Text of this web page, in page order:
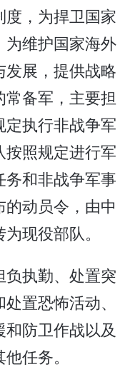
，为捍卫国家
为维护国家海外
展，提供战略
备军，主要担
执行非战争军
照规定进行军
和非战争军事
动员令，由中
现役部队。
执勤、处置突
置恐怖活动、
防卫作战以及
任务。